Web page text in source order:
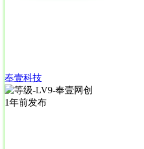
奉壹科技
1年前发布